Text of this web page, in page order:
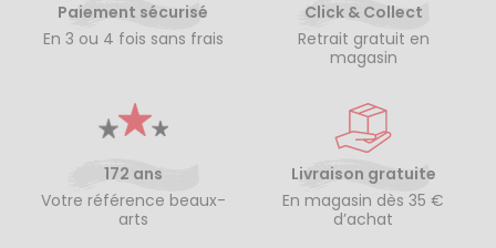
Paiement sécurisé
En 3 ou 4 fois sans frais
Click & Collect
Retrait gratuit en
magasin
172 ans
Votre référence beaux-
arts
Livraison gratuite
En magasin dès 35 €
d’achat